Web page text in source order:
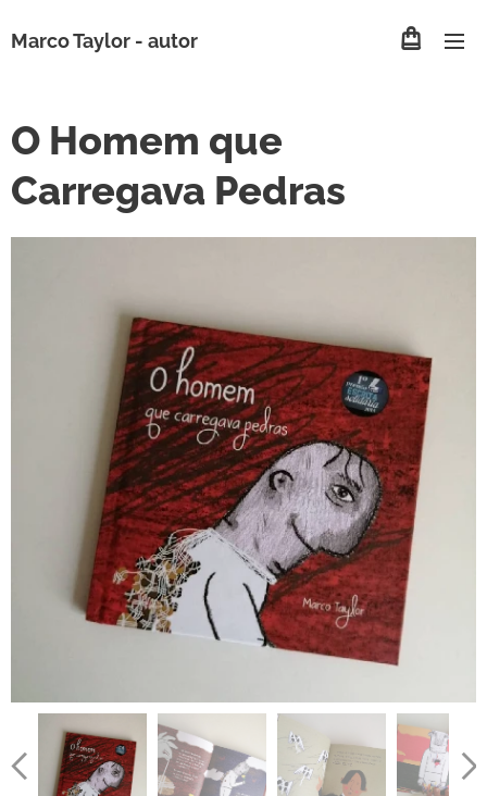
Marco Taylor - autor
O Homem que
Carregava Pedras